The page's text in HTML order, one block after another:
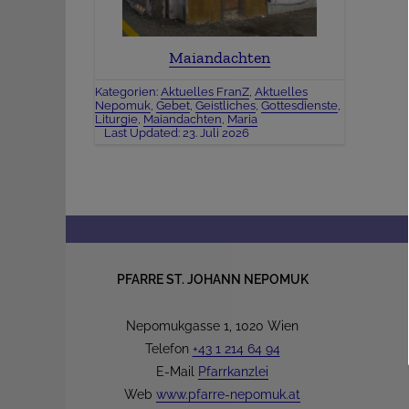
Maiandachten
Kategorien: Aktuelles FranZ, Aktuelles
Nepomuk, Gebet, Geistliches, Gottesdienste,
Liturgie, Maiandachten Maria
Last Updated: 23. Juli 2026
PFARRE ST. JOHANN NEPOMUK
Nepomukgasse 1, 1020 Wien
Telefon +43 1 214 64 94
E-Mail
Pfarrkanzlei
Web www.pfarre-nepomuk.at